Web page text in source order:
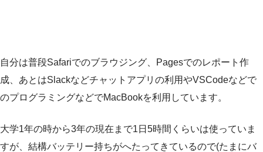
自分は普段Safariでのブラウジング、Pagesでのレポート作
成、あとはSlackなどチャットアプリの利用やVSCodeなどで
のプログラミングなどでMacBookを利用しています。
大学1年の時から3年の現在まで1日5時間くらいは使っていま
すが、結構バッテリー持ちがへたってきているので(たまにバ